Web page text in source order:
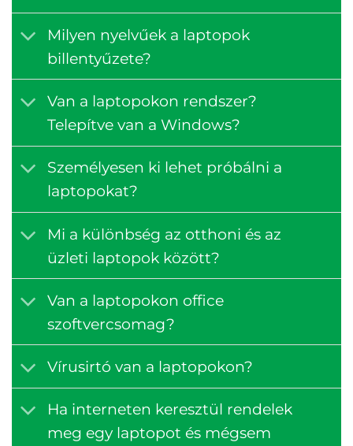
Milyen nyelvűek a laptopok
billentyűzete?
Van a laptopokon rendszer?
Telepítve van a Windows?
Személyesen ki lehet próbálni a
laptopokat?
Mi a különbség az otthoni és az
üzleti laptopok között?
Van a laptopokon office
szoftvercsomag?
Vírusirtó van a laptopokon?
Ha interneten keresztül rendelek
meg egy laptopot és mégsem